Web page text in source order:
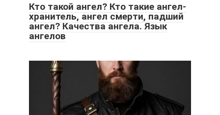
Кто такой ангел? Кто такие ангел-
хранитель, ангел смерти, падший
ангел? Качества ангела. Язык
ангелов